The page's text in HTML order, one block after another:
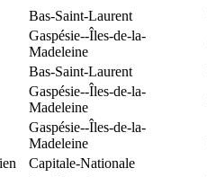
Bas-Saint-Laurent
Gaspésie--Îles-de-la-
Madeleine
Bas-Saint-Laurent
Gaspésie--Îles-de-la-
Madeleine
Gaspésie--Îles-de-la-
Madeleine
Capitale-Nationale